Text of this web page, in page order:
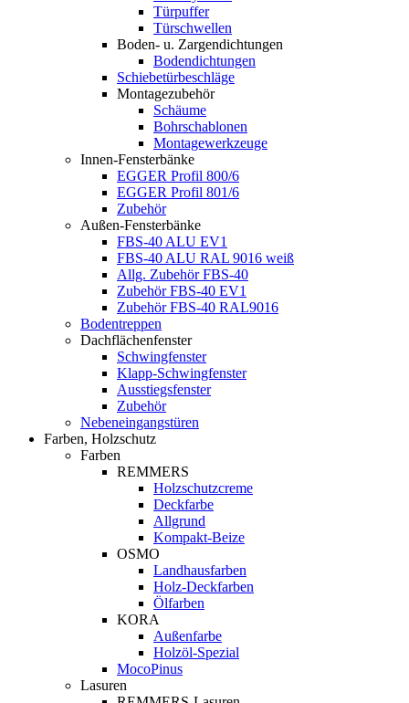
Türpuffer
Türschwellen
Boden- u. Zargendichtungen
Bodendichtungen
Schiebetürbeschläge
Montagezubehör
Schäume
Bohrschablonen
Montagewerkzeuge
Innen-Fensterbänke
EGGER Profil 800/6
EGGER Profil 801/6
Zubehör
Außen-Fensterbänke
FBS-40 ALU EV1
FBS-40 ALU RAL 9016 weiß
Allg. Zubehör FBS-40
Zubehör FBS-40 EV1
Zubehör FBS-40 RAL9016
Bodentreppen
Dachflächenfenster
Schwingfenster
Klapp-Schwingfenster
Ausstiegsfenster
Zubehör
Nebeneingangstüren
Farben, Holzschutz
Farben
REMMERS
Holzschutzcreme
Deckfarbe
Allgrund
Kompakt-Beize
OSMO
Landhausfarben
Holz-Deckfarben
Ölfarben
KORA
Außenfarbe
Holzöl-Spezial
MocoPinus
Lasuren